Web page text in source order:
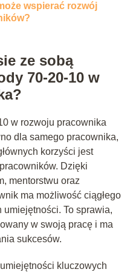
wspierać rozwój
ze sobą
70-20-10 w
w rozwoju pracownika
dla samego pracownika,
korzyści jest
Dzięki
mentorstwu oraz
ma możliwość ciągłego
To sprawia,
w swoją pracę i ma
sukcesów.
kluczowych